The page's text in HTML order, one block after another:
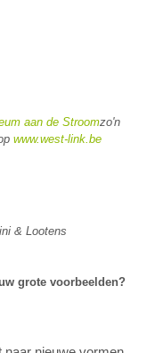
aan de Stroomzo'n
www.west-link.be
& Lootens
grote voorbeelden?